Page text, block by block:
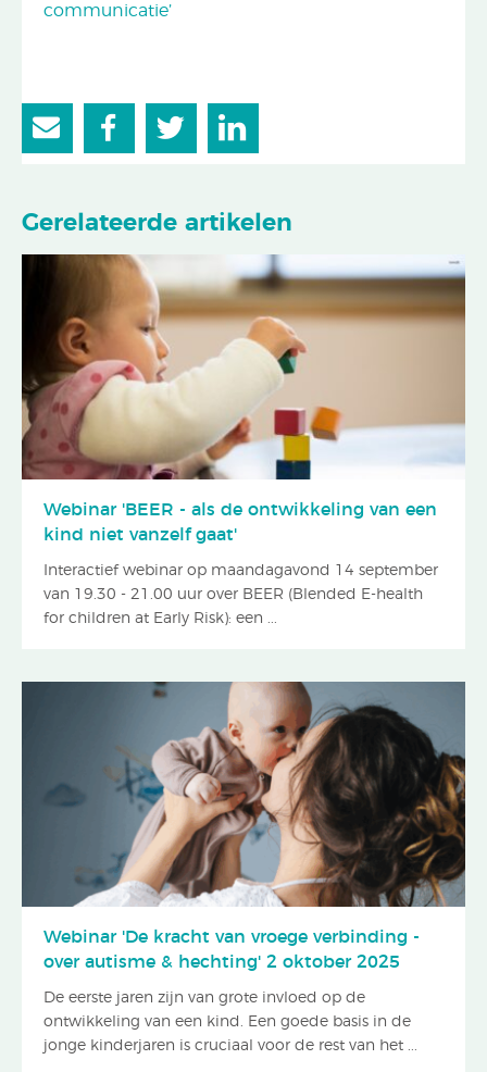
communicatie’
Gerelateerde artikelen
Webinar 'BEER - als de ontwikkeling van een
kind niet vanzelf gaat'
Interactief webinar op maandagavond 14 september
van 19.30 - 21.00 uur over BEER (Blended E-health
for children at Early Risk): een ...
Webinar 'De kracht van vroege verbinding -
over autisme & hechting' 2 oktober 2025
De eerste jaren zijn van grote invloed op de
ontwikkeling van een kind. Een goede basis in de
jonge kinderjaren is cruciaal voor de rest van het ...